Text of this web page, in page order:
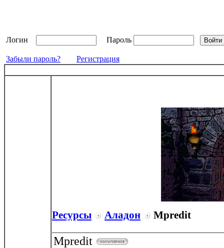
Логин Пароль
Забыли пароль? Регистрация
Ресурсы Аладон Mpredit
Mpredit